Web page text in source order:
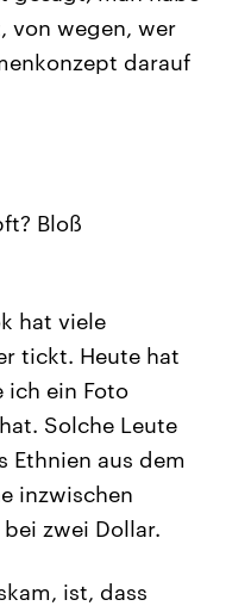
von wegen, wer
darauf
Bloß
hat viele
tickt. Heute hat
ich ein Foto
Solche Leute
Ethnien aus dem
inzwischen
zwei Dollar.
ist, dass